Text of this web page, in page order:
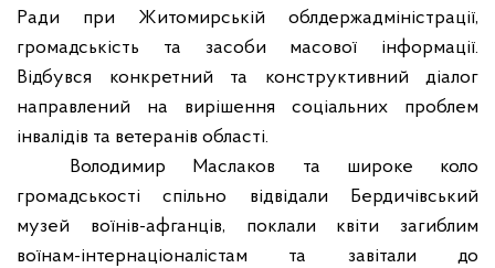
Ради при Житомирській облдержадміністрації,
громадськість та засоби масової інформації.
Відбувся конкретний та конструктивний діалог
направлений на вирішення соціальних проблем
інвалідів та ветеранів області.
Володимир Маслаков та широке коло
громадськості спільно відвідали Бердичівський
музей воїнів-афганців, поклали квіти загиблим
воїнам-інтернаціоналістам та завітали до